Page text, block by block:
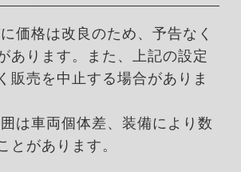
価格は改良のため、予告なく
あります。また、上記の設定
販売を中止する場合がありま
は車両個体差、装備により数
とがあります。